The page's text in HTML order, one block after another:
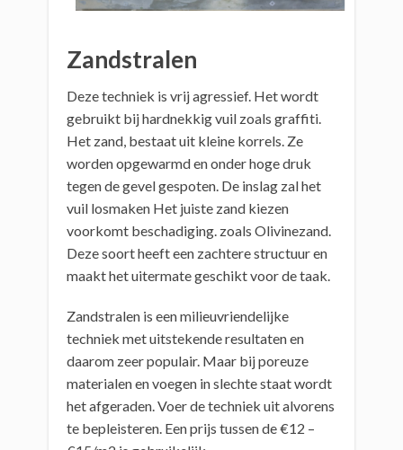
Zandstralen
Deze techniek is vrij agressief. Het wordt
gebruikt bij hardnekkig vuil zoals graffiti.
Het zand, bestaat uit kleine korrels. Ze
worden opgewarmd en onder hoge druk
tegen de gevel gespoten. De inslag zal het
vuil losmaken Het juiste zand kiezen
voorkomt beschadiging. zoals Olivinezand.
Deze soort heeft een zachtere structuur en
maakt het uitermate geschikt voor de taak.
Zandstralen is een milieuvriendelijke
techniek met uitstekende resultaten en
daarom zeer populair. Maar bij poreuze
materialen en voegen in slechte staat wordt
het afgeraden. Voer de techniek uit alvorens
te bepleisteren. Een prijs tussen de €12 –